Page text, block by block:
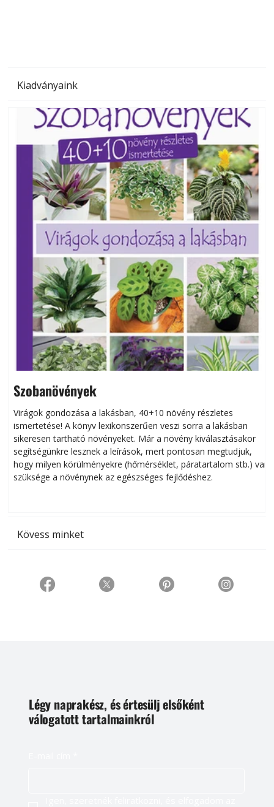
Kiadványaink
Szobanövények
Virágok gondozása a lakásban, 40+10 növény részletes
ismertetése! A könyv lexikonszerűen veszi sorra a lakásban
sikeresen tart­ha­tó növényeket. Már a növény kiválasztásakor
segítségünkre lesznek a leírások, mert pontosan megtudjuk,
hogy milyen körülményekre (hőmérséklet, páratartalom stb.) van
szüksége a növénynek az egészséges fejlődéshez.
Kövess minket
Légy naprakész, és értesülj elsőként
válogatott tartalmainkról